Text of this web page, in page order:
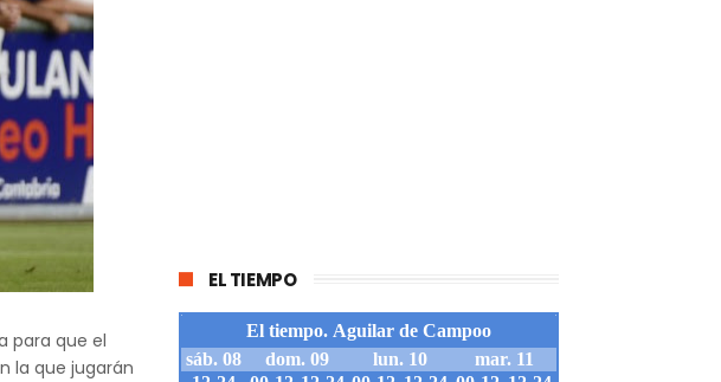
para que el
la que jugarán
EL TIEMPO